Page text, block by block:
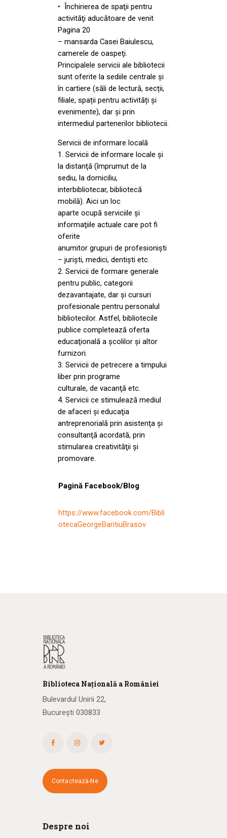
• Închirierea de spaţii pentru
activităţi aducătoare de venit
Pagina 20
– mansarda Casei Baiulescu,
camerele de oaspeţi.
Principalele servicii ale bibliotecii
sunt oferite la sediile centrale și
în cartiere (săli de lectură, secții,
filiale, spații pentru activități și
evenimente), dar și prin
intermediul partenerilor bibliotecii.
Servicii de informare locală
1. Servicii de informare locale şi
la distanţă (împrumut de la
sediu, la domiciliu,
interbibliotecar, bibliotecă
mobilă). Aici un loc
aparte ocupă serviciile şi
informaţiile actuale care pot fi
oferite
anumitor grupuri de profesionişti
– jurişti, medici, dentişti etc.
2. Servicii de formare generale
pentru public, categorii
dezavantajate, dar şi cursuri
profesionale pentru personalul
bibliotecilor. Astfel, bibliotecile
publice completează oferta
educaţională a şcolilor şi altor
furnizori.
3. Servicii de petrecere a timpului
liber prin programe
culturale, de vacanţă etc.
4. Servicii ce stimulează mediul
de afaceri şi educaţia
antreprenorială prin asistenţa şi
consultanţă acordată, prin
stimularea creativităţii şi
promovare.
Pagină Facebook/Blog
https://www.facebook.com/Bibli
otecaGeorgeBaritiuBrasov
Biblioteca Națională a României
Bulevardul Unirii 22,
București 030833
Contactează-Ne
Despre noi